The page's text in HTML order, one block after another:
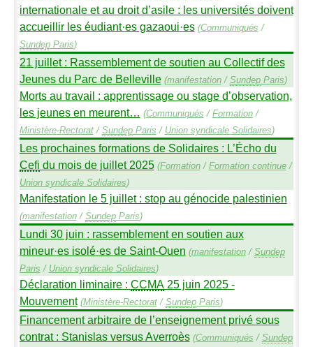
internationale et au droit d’asile : les universités doivent
accueillir les éudiant·es gazaoui·es (Communiqués /
SundepParis)
21 juillet : Rassemblement de soutien au Collectif des
Jeunes du Parc de Belleville (manifestation/ SundepParis)
Morts au travail : apprentissage ou stage d’observation,
les jeunes en meurent… (Communiqués / Formation/
Ministère-Rectorat/ SundepParis / Union syndicale Solidaires)
Les prochaines formations de Solidaires : L’Écho du
Cefi du mois de juillet 2025 (Formation/ Formation continue/
Union syndicale Solidaires)
Manifestation le 5 juillet : stop au génocide palestinien
(manifestation/ SundepParis)
Lundi 30 juin : rassemblement en soutien aux
mineur·es isolé·es de Saint-Ouen (manifestation/ Sundep
Paris / Union syndicale Solidaires)
Déclaration liminaire : CCMA25 juin 2025 -
Mouvement (Ministère-Rectorat/ SundepParis)
Financement arbitraire de l’enseignement privé sous
contrat : Stanislas versus Averroès (Communiqués / Sundep